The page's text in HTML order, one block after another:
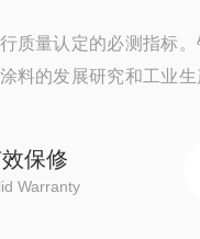
质量认定的必测指标
料的发展研究和工业
保修
Warranty